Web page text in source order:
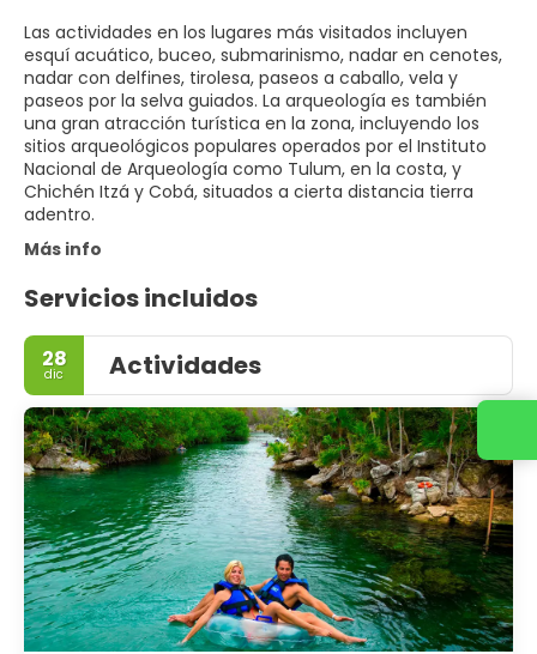
Las actividades en los lugares más visitados incluyen
esquí acuático, buceo, submarinismo, nadar en cenotes,
nadar con delfines, tirolesa, paseos a caballo, vela y
paseos por la selva guiados. La arqueología es también
una gran atracción turística en la zona, incluyendo los
sitios arqueológicos populares operados por el Instituto
Nacional de Arqueología como Tulum, en la costa, y
Chichén Itzá y Cobá, situados a cierta distancia tierra
adentro.
Más info
Servicios incluidos
28
dic Actividades
Contacta con nosotros